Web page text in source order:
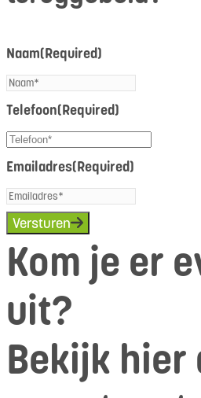
Naam(Required)
Telefoon(Required)
Emailadres(Required)
Versturen
Kom je er
uit?
Bekijk hier